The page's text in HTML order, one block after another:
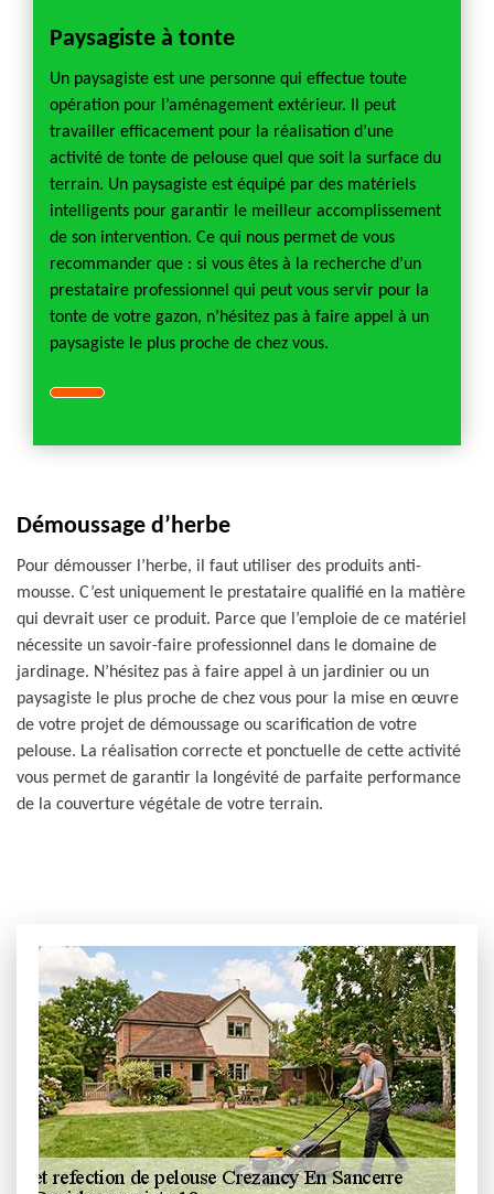
Paysagiste à tonte
Un paysagiste est une personne qui effectue toute
opération pour l’aménagement extérieur. Il peut
travailler efficacement pour la réalisation d’une
activité de tonte de pelouse quel que soit la surface du
terrain. Un paysagiste est équipé par des matériels
intelligents pour garantir le meilleur accomplissement
de son intervention. Ce qui nous permet de vous
recommander que : si vous êtes à la recherche d’un
prestataire professionnel qui peut vous servir pour la
tonte de votre gazon, n’hésitez pas à faire appel à un
paysagiste le plus proche de chez vous.
Démoussage d’herbe
Pour démousser l’herbe, il faut utiliser des produits anti-
mousse. C’est uniquement le prestataire qualifié en la matière
qui devrait user ce produit. Parce que l’emploie de ce matériel
nécessite un savoir-faire professionnel dans le domaine de
jardinage. N’hésitez pas à faire appel à un jardinier ou un
paysagiste le plus proche de chez vous pour la mise en œuvre
de votre projet de démoussage ou scarification de votre
pelouse. La réalisation correcte et ponctuelle de cette activité
vous permet de garantir la longévité de parfaite performance
de la couverture végétale de votre terrain.